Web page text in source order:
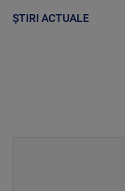
ȘTIRI ACTUALE